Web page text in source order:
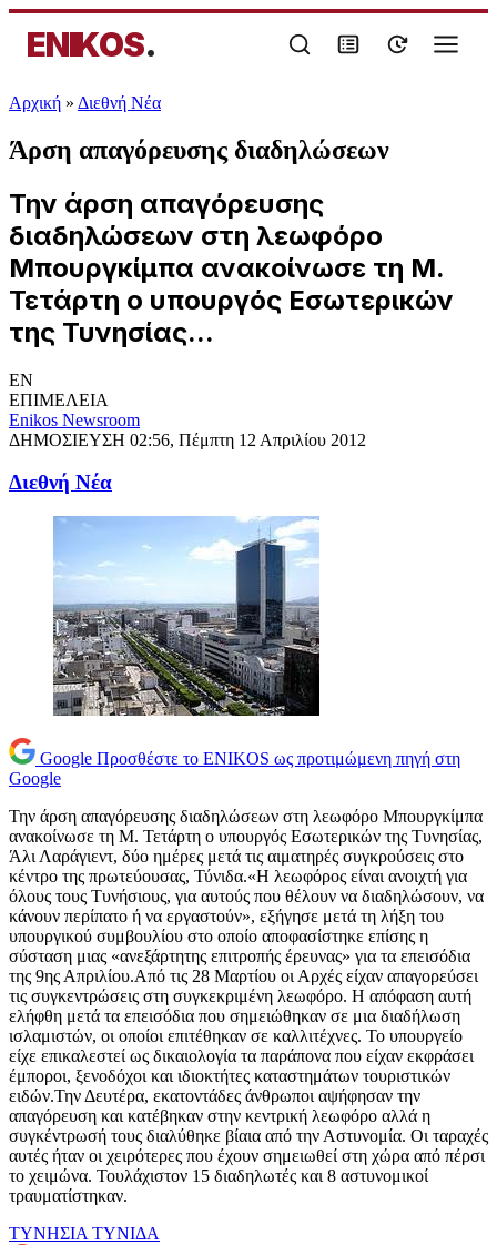
ENIKOS.
Αρχική » Διεθνή Νέα
Άρση απαγόρευσης διαδηλώσεων
Την άρση απαγόρευσης
διαδηλώσεων στη λεωφόρο
Μπουργκίμπα ανακοίνωσε τη Μ.
Τετάρτη ο υπουργός Εσωτερικών
της Τυνησίας...
EN
ΕΠΙΜΕΛΕΙΑ
Enikos Newsroom
ΔΗΜΟΣΙΕΥΣΗ 02:56, Πέμπτη 12 Απριλίου 2012
Διεθνή Νέα
Google Προσθέστε το ENIKOS ως προτιμώμενη πηγή στη
Google
Την άρση απαγόρευσης διαδηλώσεων στη λεωφόρο Μπουργκίμπα
ανακοίνωσε τη Μ. Τετάρτη ο υπουργός Εσωτερικών της Τυνησίας,
Άλι Λαράγιεντ, δύο ημέρες μετά τις αιματηρές συγκρούσεις στο
κέντρο της πρωτεύουσας, Τύνιδα.«Η λεωφόρος είναι ανοιχτή για
όλους τους Τυνήσιους, για αυτούς που θέλουν να διαδηλώσουν, να
κάνουν περίπατο ή να εργαστούν», εξήγησε μετά τη λήξη του
υπουργικού συμβουλίου στο οποίο αποφασίστηκε επίσης η
σύσταση μιας «ανεξάρτητης επιτροπής έρευνας» για τα επεισόδια
της 9ης Απριλίου.Από τις 28 Μαρτίου οι Αρχές είχαν απαγορεύσει
τις συγκεντρώσεις στη συγκεκριμένη λεωφόρο. Η απόφαση αυτή
ελήφθη μετά τα επεισόδια που σημειώθηκαν σε μια διαδήλωση
ισλαμιστών, οι οποίοι επιτέθηκαν σε καλλιτέχνες. Το υπουργείο
είχε επικαλεστεί ως δικαιολογία τα παράπονα που είχαν εκφράσει
έμποροι, ξενοδόχοι και ιδιοκτήτες καταστημάτων τουριστικών
ειδών.Την Δευτέρα, εκατοντάδες άνθρωποι αψήφησαν την
απαγόρευση και κατέβηκαν στην κεντρική λεωφόρο αλλά η
συγκέντρωσή τους διαλύθηκε βίαια από την Αστυνομία. Οι ταραχές
αυτές ήταν οι χειρότερες που έχουν σημειωθεί στη χώρα από πέρσι
το χειμώνα. Τουλάχιστον 15 διαδηλωτές και 8 αστυνομικοί
τραυματίστηκαν.
ΤΥΝΗΣΙΑ ΤΥΝΙΔΑ